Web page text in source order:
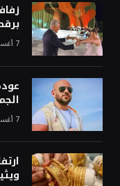
7 أغسطس، 2026
7 أغسطس، 2026